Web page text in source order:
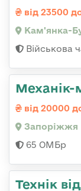
від 23500
Кам'янка-
Військова
Механік-
від 20000
Запоріжжя
65 ОМБр
Технік